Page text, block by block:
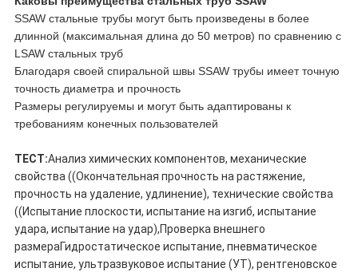
SSAW стальные трубы могут быть произведены в более
длинной (максимальная длина до 50 метров) по сравнению с
LSAW стальных труб
Благодаря своей спиральной швы SSAW трубы имеет точную
точность диаметра и прочность
Размеры регулируемы и могут быть адаптированы к
требованиям конечных пользователей
ТЕСТ:Анализ химических компонентов, механические
свойства ((Окончательная прочность на растяжение,
прочность на удаление, удлинение), технические свойства
((Испытание плоскости, испытание на изгиб, испытание
удара, испытание на удар),Проверка внешнего
размераГидростатическое испытание, пневматическое
испытание, ультразвуковое испытание (УТ), рентгеновское